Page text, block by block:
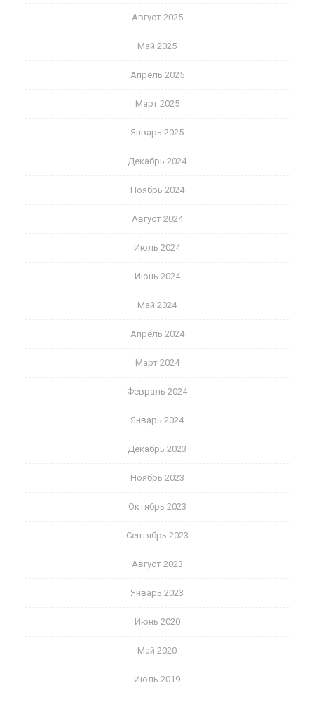
Август 2025
Май 2025
Апрель 2025
Март 2025
Январь 2025
Декабрь 2024
Ноябрь 2024
Август 2024
Июль 2024
Июнь 2024
Май 2024
Апрель 2024
Март 2024
Февраль 2024
Январь 2024
Декабрь 2023
Ноябрь 2023
Октябрь 2023
Сентябрь 2023
Август 2023
Январь 2023
Июнь 2020
Май 2020
Июль 2019